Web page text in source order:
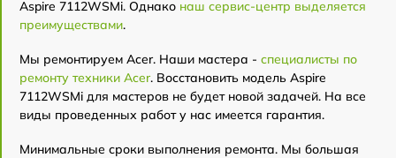
Aspire 7112WSMi. Однако наш сервис-центр выделяется
преимуществами.
Мы ремонтируем Acer. Наши мастера - специалисты по
ремонту техники Acer. Восстановить модель Aspire
7112WSMi для мастеров не будет новой задачей. На все
виды проведенных работ у нас имеется гарантия.
Минимальные сроки выполнения ремонта. Мы большая